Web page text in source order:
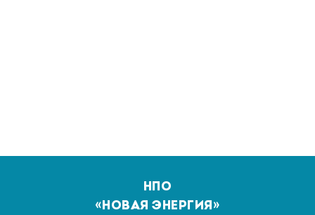
НПО
«НОВАЯ ЭНЕРГИЯ»